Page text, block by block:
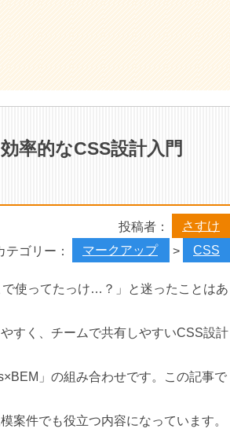
率的なCSS設計入門
投稿者：
さすけ
テゴリー：
マークアップ > CSS
使ってたっけ…？」と迷ったことはあ
すく、チームで共有しやすいCSS設計
」の組み合わせです。この記事で
案件でも役立つ内容になっています。